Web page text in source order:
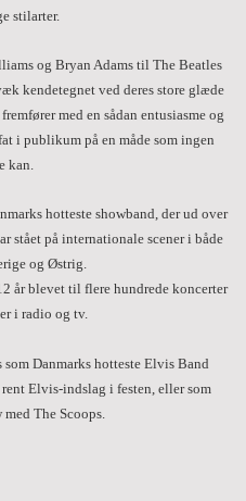
stilarter.
og Bryan Adams til The Beatles
kendetegnet ved deres store glæde
med en sådan entusiasme og
i publikum på en måde som ingen
kan.
hotteste showband, der ud over
stået på internationale scener i både
og Østrig.
år blevet til flere hundrede koncerter
i radio og tv.
Danmarks hotteste Elvis Band
Elvis-indslag i festen, eller som
The Scoops.